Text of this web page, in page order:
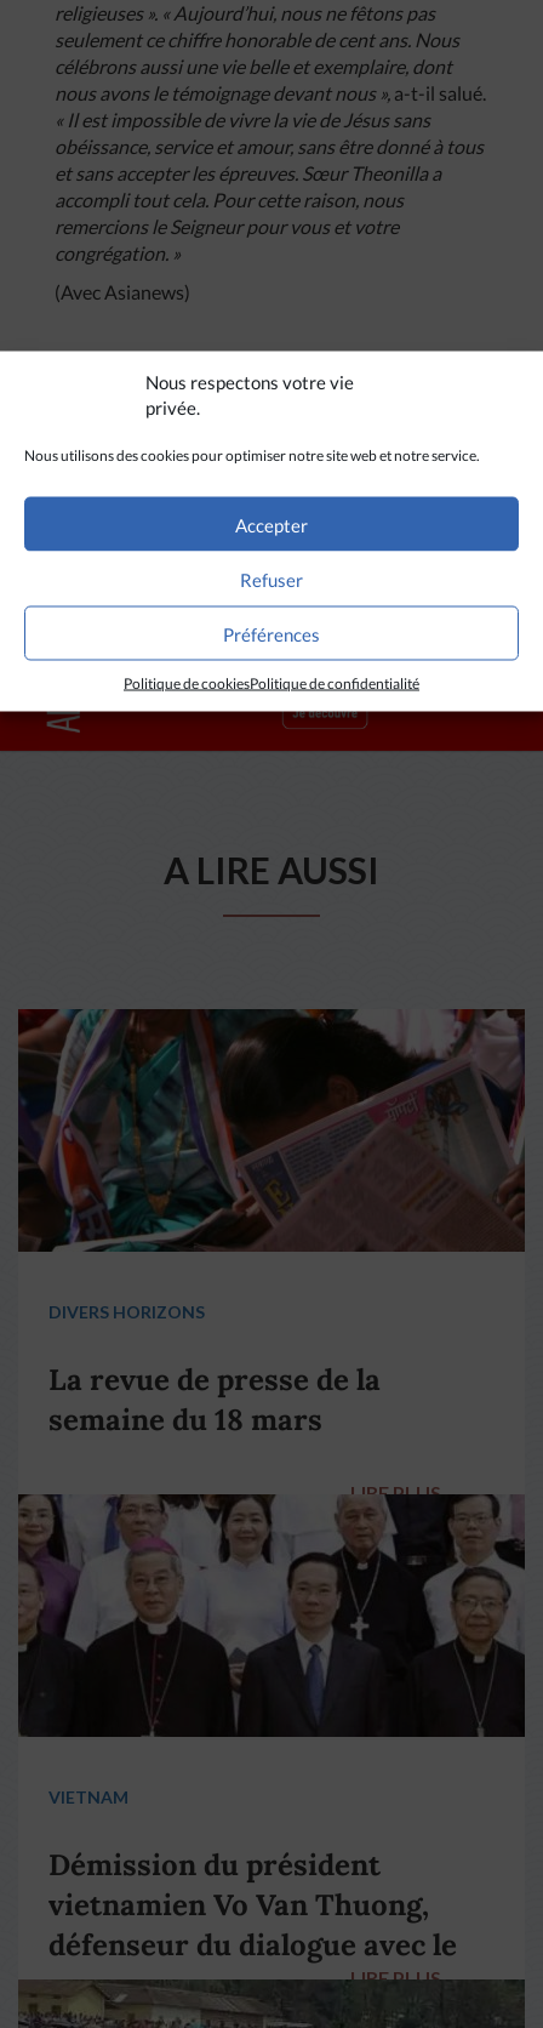
Nous respectons votre vie
privée.
Nous utilisons des cookies pour optimiser notre site web et notre service.
Accepter
Refuser
Préférences
Politique de cookiesPolitique de confidentialité
religieuses ». « Aujourd’hui, nous ne fêtons pas
seulement ce chiffre honorable de cent ans. Nous
célébrons aussi une vie belle et exemplaire, dont
nous avons le témoignage devant nous », a-t-il salué.
« Il est impossible de vivre la vie de Jésus sans
obéissance, service et amour, sans être donné à tous
et sans accepter les épreuves. Sœur Theonilla a
accompli tout cela. Pour cette raison, nous
remercions le Seigneur pour vous et votre
congrégation. »
(Avec Asianews)
CRÉDITS
A LIRE AUSSI
DIVERS HORIZONS
La revue de presse de la
semaine du 18 mars
LIRE PLUS →
VIETNAM
Démission du président
vietnamien Vo Van Thuong,
défenseur du dialogue avec le
pape François
LIRE PLUS →